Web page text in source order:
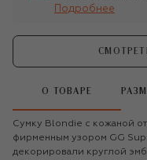
Подробнее
О ТОВАРЕ
Сумку Blondie с кожаной
фирменным узором GG
декорировали круглой